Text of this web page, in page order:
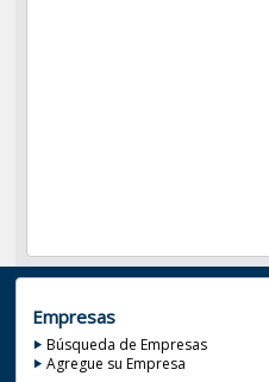
Empresas
Búsqueda de Empresas
Agregue su Empresa